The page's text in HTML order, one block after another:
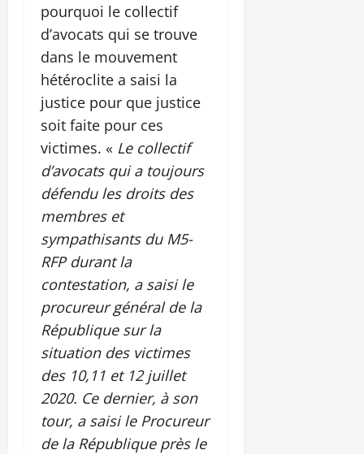
pourquoi le collectif
d’avocats qui se trouve
dans le mouvement
hétéroclite a saisi la
justice pour que justice
soit faite pour ces
victimes. « Le collectif
d’avocats qui a toujours
défendu les droits des
membres et
sympathisants du M5-
RFP durant la
contestation, a saisi le
procureur général de la
République sur la
situation des victimes
des 10,11 et 12 juillet
2020. Ce dernier, à son
tour, a saisi le Procureur
de la République près le